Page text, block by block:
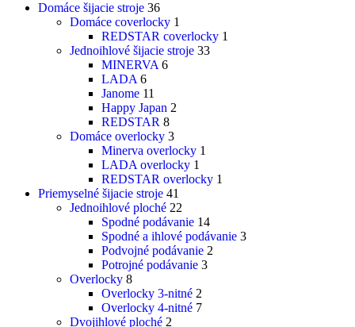
Domáce šijacie stroje 36
Domáce coverlocky 1
REDSTAR coverlocky 1
Jednoihlové šijacie stroje 33
MINERVA 6
LADA 6
Janome 11
Happy Japan 2
REDSTAR 8
Domáce overlocky 3
Minerva overlocky 1
LADA overlocky 1
REDSTAR overlocky 1
Priemyselné šijacie stroje 41
Jednoihlové ploché 22
Spodné podávanie 14
Spodné a ihlové podávanie 3
Podvojné podávanie 2
Potrojné podávanie 3
Overlocky 8
Overlocky 3-nitné 2
Overlocky 4-nitné 7
Dvojihlové ploché 2